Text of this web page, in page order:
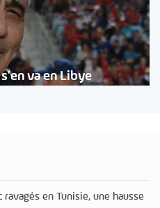
va en Libye
en Tunisie, une hausse